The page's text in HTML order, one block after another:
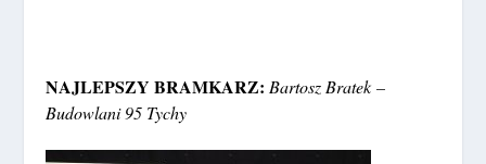
NAJLEPSZY BRAMKARZ:Bartosz Bratek –
Budowlani 95 Tychy